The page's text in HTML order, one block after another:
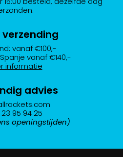
vanaf €100,-
vanaf €140,-
informatie
advies
95 94 25
openingstijden)